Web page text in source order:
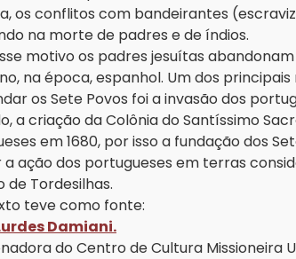
os conflitos com bandeirantes
na morte de padres e de índios.
motivo os padres jesuítas
na época, espanhol. Um dos
os Sete Povos foi a invasão dos
a criação da Colônia do Santíssimo
em 1680, por isso a fundação dos
ação dos portugueses em terras
de Tordesilhas.
teve como fonte:
Damiani.
do Centro de Cultura Missioneira